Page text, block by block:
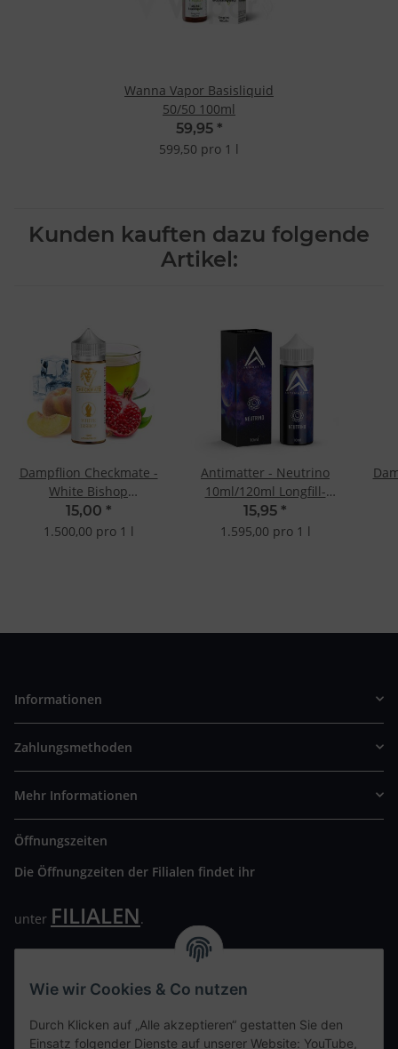
Wanna Vapor Basisliquid
50/50 100ml
59,95 *
599,50 pro 1 l
Kunden kauften dazu folgende
Artikel:
Dampflion Checkmate -
White Bishop
10ml/120ml Longfill-
Aroma
15,00 *
1.500,00 pro 1 l
Antimatter - Neutrino
10ml/120ml Longfill-
Aroma
15,95 *
1.595,00 pro 1 l
Informationen
Zahlungsmethoden
Mehr Informationen
Öffnungszeiten
Die Öffnungzeiten der Filialen findet ihr
unter FILIALEN.
Wir freuen uns auf Euren Besuch. Bitte beachtet die
Wie wir Cookies & Co nutzen
Durch Klicken auf „Alle akzeptieren“ gestatten Sie den
Einsatz folgender Dienste auf unserer Website: YouTube,